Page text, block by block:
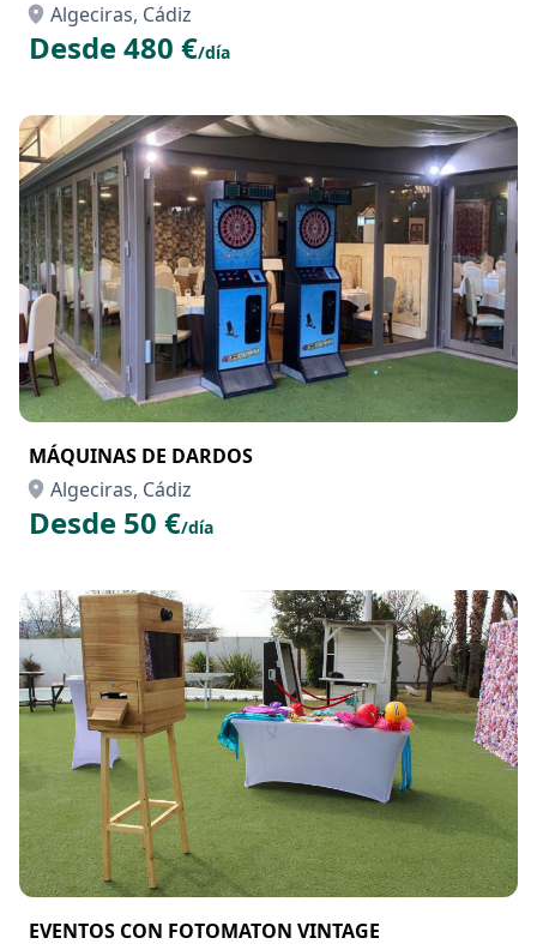
Algeciras, Cádiz
Desde 480 €/día
MÁQUINAS DE DARDOS
Algeciras, Cádiz
Desde 50 €/día
EVENTOS CON FOTOMATON VINTAGE